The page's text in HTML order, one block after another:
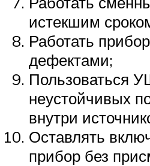
истекшим
Работать
дефектами;
Пользоваться
неустойчивых
внутри
Оставлять
прибор без